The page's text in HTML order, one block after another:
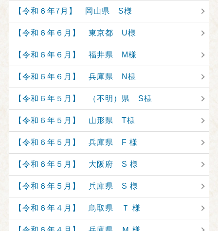
【令和６年7月】 岡山県 S様
【令和６年６月】 東京都 U様
【令和６年６月】 福井県 M様
【令和６年６月】 兵庫県 N様
【令和６年５月】 （不明）県 S様
【令和６年５月】 山形県 T様
【令和６年５月】 兵庫県 F 様
【令和６年５月】 大阪府 S 様
【令和６年５月】 兵庫県 S 様
【令和６年４月】 鳥取県 Ｔ 様